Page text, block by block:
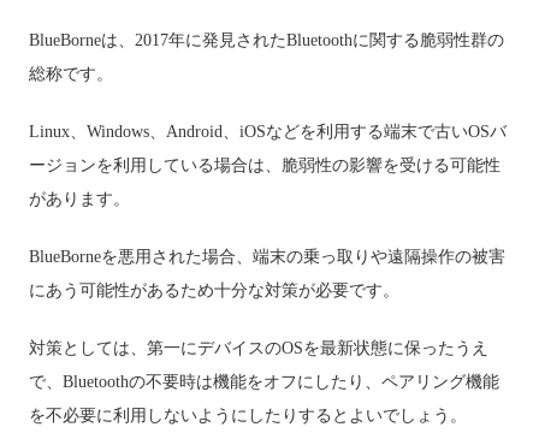
BlueBorneは、2017年に発見されたBluetoothに関する脆弱性群の
総称です。
Linux、Windows、Android、iOSなどを利用する端末で古いOSバ
ージョンを利用している場合は、脆弱性の影響を受ける可能性
があります。
BlueBorneを悪用された場合、端末の乗っ取りや遠隔操作の被害
にあう可能性があるため十分な対策が必要です。
対策としては、第一にデバイスのOSを最新状態に保ったうえ
で、Bluetoothの不要時は機能をオフにしたり、ペアリング機能
を不必要に利用しないようにしたりするとよいでしょう。